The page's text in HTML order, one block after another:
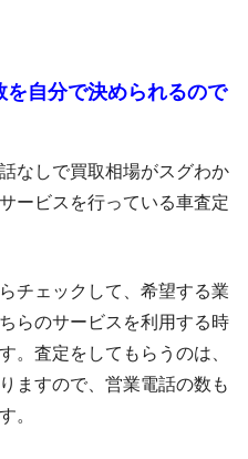
自分で決められるので
なしで買取相場がスグわか
ービスを行っている車査定
チェックして、希望する業
らのサービスを利用する時
。査定をしてもらうのは、
ますので、営業電話の数も
。